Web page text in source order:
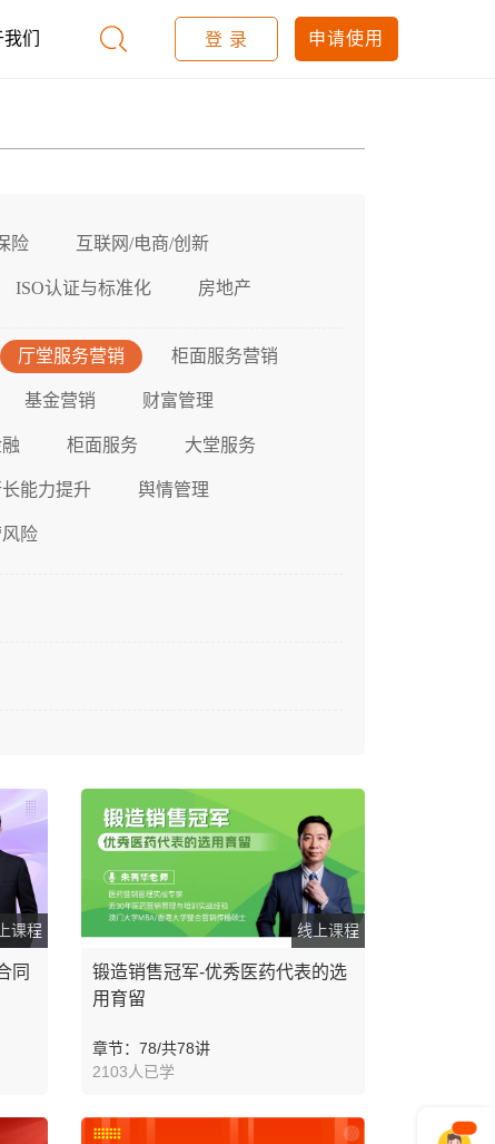
们 登 录 申请使用
险 互联网/电商/创新
ISO认证与标准化 房地产
厅堂服务营销 柜面服务营销
基金营销 财富管理
柜面服务 大堂服务
能力提升 舆情管理
险
课程
同
线上课程
锻造销售冠军-优秀医药代表的选
用育留
章节：78/共78讲
2103人已学